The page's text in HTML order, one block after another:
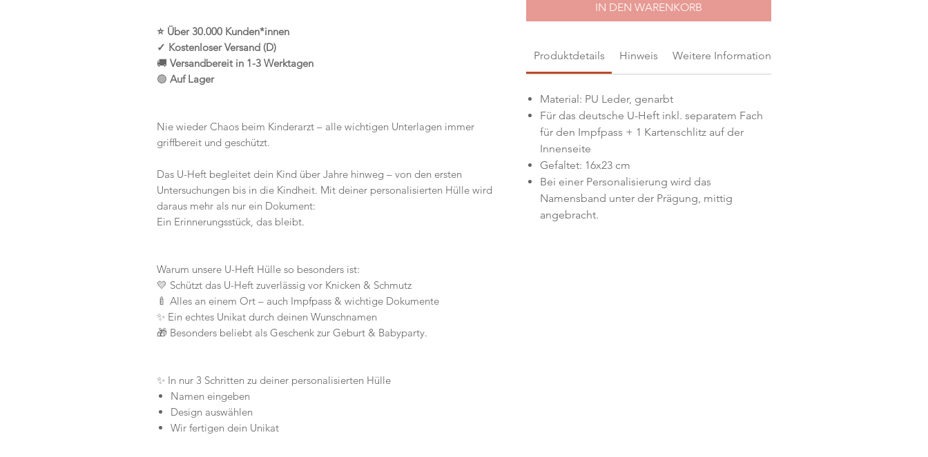
⭐ Über 30.000 Kunden*innen
✓ Kostenloser Versand (D)
🚚 Versandbereit in 1-3 Werktagen
🟢 Auf Lager
Nie wieder Chaos beim Kinderarzt – alle wichtigen Unterlagen immer
griffbereit und geschützt.
Das U-Heft begleitet dein Kind über Jahre hinweg – von den ersten
Untersuchungen bis in die Kindheit. Mit deiner personalisierten Hülle wird
daraus mehr als nur ein Dokument:
Ein Erinnerungsstück, das bleibt.
Warum unsere U-Heft Hülle so besonders ist:
💛 Schützt das U-Heft zuverlässig vor Knicken & Schmutz
🍼 Alles an einem Ort – auch Impfpass & wichtige Dokumente
✨ Ein echtes Unikat durch deinen Wunschnamen
🎁 Besonders beliebt als Geschenk zur Geburt & Babyparty.
✨ In nur 3 Schritten zu deiner personalisierten Hülle
Namen eingeben
Design auswählen
Wir fertigen dein Unikat
IN DEN WARENKORB
Produktdetails Hinweis Weitere Informationen
Material: PU Leder, genarbt
Für das deutsche U-Heft inkl. separatem Fach
für den Impfpass + 1 Kartenschlitz auf der
Innenseite
Gefaltet: 16x23 cm
Bei einer Personalisierung wird das
Namensband unter der Prägung, mittig
angebracht.